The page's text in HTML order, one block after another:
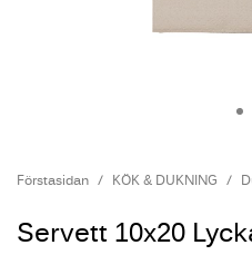
Förstasidan KÖK & DUKNING
Servett 10x20